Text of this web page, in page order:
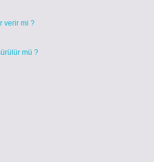
verir mi ?
mü ?